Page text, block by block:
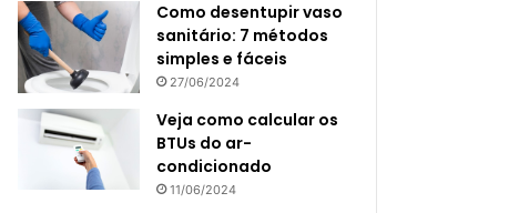
Como desentupir vaso
sanitário: 7 métodos
simples e fáceis
27/06/2024
Veja como calcular os
BTUs do ar-
condicionado
11/06/2024